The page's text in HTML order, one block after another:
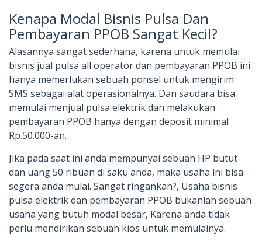
Kenapa Modal Bisnis Pulsa Dan
Pembayaran PPOB Sangat Kecil?
Alasannya sangat sederhana, karena untuk memulai
bisnis jual pulsa all operator dan pembayaran PPOB ini
hanya memerlukan sebuah ponsel untuk mengirim
SMS sebagai alat operasionalnya. Dan saudara bisa
memulai menjual pulsa elektrik dan melakukan
pembayaran PPOB hanya dengan deposit minimal
Rp.50.000-an.
Jika pada saat ini anda mempunyai sebuah HP butut
dan uang 50 ribuan di saku anda, maka usaha ini bisa
segera anda mulai. Sangat ringankan?, Usaha bisnis
pulsa elektrik dan pembayaran PPOB bukanlah sebuah
usaha yang butuh modal besar, Karena anda tidak
perlu mendirikan sebuah kios untuk memulainya.